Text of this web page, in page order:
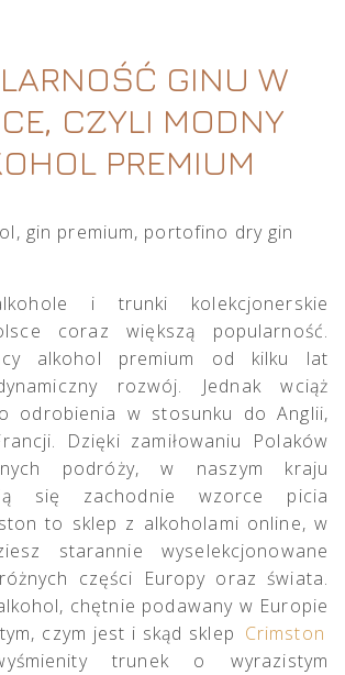
GINU W
CZYLI MODNY
PREMIUM
i trunki kolekcjonerskie
coraz większą popularność.
alkohol premium od kilku lat
rozwój. Jednak wciąż
odrobienia w stosunku do Anglii,
Dzięki zamiłowaniu Polaków
podróży, w naszym kraju
się zachodnie wzorce picia
to sklep z alkoholami online, w
starannie wyselekcjonowane
części Europy oraz świata.
chętnie podawany w Europie
czym jest i skąd sklep Crimston
trunek o wyrazistym